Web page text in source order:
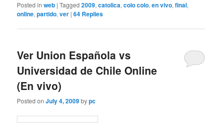
Posted in web |Tagged 2009,catolica,colo colo,en vivo,final,
online,partido,ver |64 Replies
Ver Union Española vs
Universidad de Chile Online
(En vivo)
Posted onJuly 4, 2009bypc